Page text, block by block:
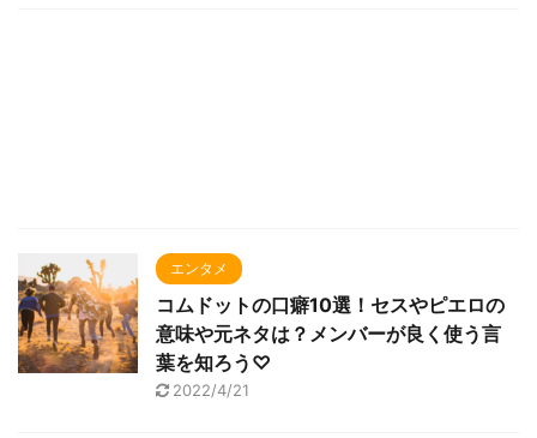
エンタメ
コムドットの口癖10選！セスやピエロの
意味や元ネタは？メンバーが良く使う言
葉を知ろう♡
2022/4/21